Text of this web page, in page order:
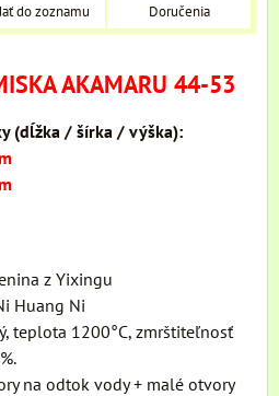
do zoznamu Doručenia
AKAMARU 44-53
(dĺžka / šírka / výška):
z Yixingu
Huang Ni
teplota 1200°C, zmrštiteľnosť
na odtok vody + malé otvory